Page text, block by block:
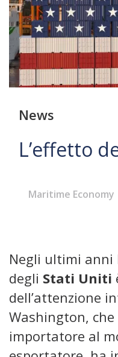
News
L’effetto
Maritime Economy
Negli ultimi anni
degli Stati Uniti
dell’attenzione
Washington,
importatore al